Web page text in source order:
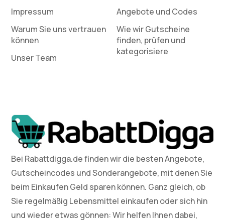
Impressum
Warum Sie uns vertrauen
können
Unser Team
Angebote und Codes
Wie wir Gutscheine
finden, prüfen und
kategorisiere
Bei Rabattdigga.de finden wir die besten Angebote,
Gutscheincodes und Sonderangebote, mit denen Sie
beim Einkaufen Geld sparen können. Ganz gleich, ob
Sie regelmäßig Lebensmittel einkaufen oder sich hin
und wieder etwas gönnen: Wir helfen Ihnen dabei,